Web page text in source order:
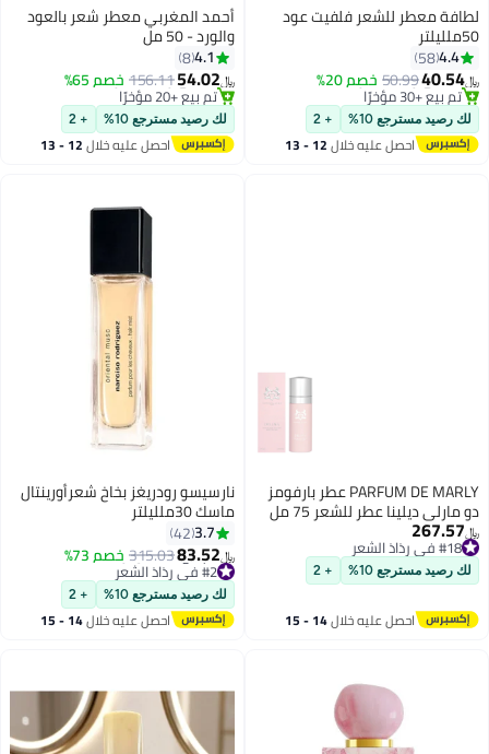
لطافة معطر للشعر فلفيت عود
50ملليلتر
4.4
58
﷼‏40.54
50.99خصم 20% #1 في رذاذ الشعر
تم بيع +30 مؤخرًا
#1 في رذاذ الشعر
لك رصيد مسترجع 10% + 2
احصل عليه خلال 12 - 13
أحمد المغربي معطر شعر بالعود
والورد - 50 مل
4.1
8
﷼‏54.02
156.11خصم 65% #6 في رذاذ الشعر
تم بيع +20 مؤخرًا
#6 في رذاذ الشعر
لك رصيد مسترجع 10% + 2
احصل عليه خلال 12 - 13
PARFUM DE MARLY عطر بارفومز
دو مارلي ديلينا عطر للشعر 75 مل
﷼‏267.57
#18 في رذاذ الشعر
#18 في رذاذ الشعر
لك رصيد مسترجع 10% + 2
احصل عليه خلال 14 - 15
نارسيسو رودريغز بخاخ شعرأورينتال
ماسك 30ملليلتر
3.7
42
﷼‏83.52
315.03خصم 73%
#2 في رذاذ الشعر
بتخلّص بسرعة
تم بيع +10 مؤخرًا
#2 في رذاذ الشعر
لك رصيد مسترجع 10% + 2
احصل عليه خلال 14 - 15